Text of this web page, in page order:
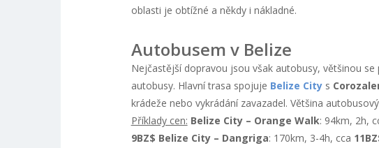
oblasti je obtížné a někdy i nákladné.
Autobusem v Belize
Nejčastější dopravou jsou však autobusy, většinou
autobusy. Hlavní trasa spojuje Belize Citys
krádeže nebo vykrádání zavazadel. Většina
Příklady cen: Belize City – Orange Walk: 94km, 2h,
9BZ$ Belize City – Dangriga: 170km, 3-4h, cca